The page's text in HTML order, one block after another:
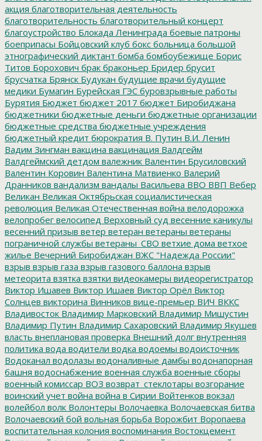
акция благотворительная деятельность
благотворительность благотворительный концерт
благоустройство Блокада Ленинграда боевые патроны
боеприпасы Бойцовский клуб бокс больница большой
этнографический диктант бомба бомбоубежище Борис
Титов Борохович брак браконьер Бридер брусит
брусчатка Брянск Будукан будущие врачи будущие
медики Бумагин Бурейская ГЭС буровзрывные работы
Бурятия Бюджет бюджет 2017 бюджет Биробиджана
бюджетники бюджетные деньги бюджетные организации
бюджетные средства бюджетные учреждения
бюджетный кредит бюрократия В. Путин В.И. Ленин
Вадим Зингман вакцина вакцинация Валдгейм
Валдгеймский детдом валежник Валентин Брусиловский
Валентин Коровин Валентина Матвиенко Валерий
Дранников вандализм вандалы Васильева ВВО ВВП Вебер
Великан Великая Октябрьская социалистическая
революция Великая Отечественная война велодорожка
велопробег велосипед Верховный суд весенние каникулы
весенний призыв ветер ветеран ветераны ветераны
пограничной службы ветераны_СВО ветхие дома ветхое
жилье Вечерний Биробиджан ВЖС "Надежда России"
взрыв взрыв газа взрыв газового баллона взрыв
метеорита взятка взятки видеокамеры видеорегистратор
Виктор Ишавев Виктор Ишаев Виктор Орёл Виктор
Солнцев викторина Винников вице-премьер ВИЧ ВККС
Владивосток Владимир Марковский Владимир Мишустин
Владимир Путин Владимир Сахаровский Владимир Якушев
власть внеплановая проверка Внешний долг внутренняя
политика вода водители водка водоемы водоисточник
Водоканал водолазы водоналивные дамбы водонапорная
башня водоснабжение военная служба военные сборы
военный комиссар ВОЗ возврат_стеклотары возгорание
воинский учет война война в Сирии Войтенков вокзал
волейбол волк Волонтеры Волочаевка Волочаевская битва
Волочаевский бой вольная борьба Ворожбит Воропаева
воспитательная колония воспоминания Востокцемент